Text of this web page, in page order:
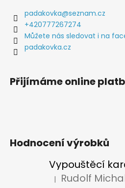
padakovka@seznam.cz
+420777267274
Můžete nás sledovat i na
padakovka.cz
Přijímáme online
Hodnocení výrobků
Hodnocení produktu
| Rudolf